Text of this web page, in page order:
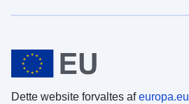
Dette website forvaltes afeuropa.eu